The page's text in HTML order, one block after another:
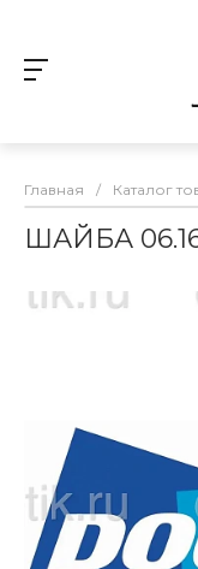
Главная / Каталог
ШАЙБА